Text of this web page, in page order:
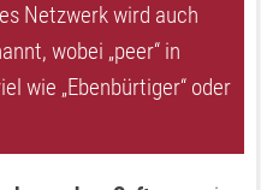
Netzwerk wird auch
wobei „peer“ in
wie „Ebenbürtiger“ oder